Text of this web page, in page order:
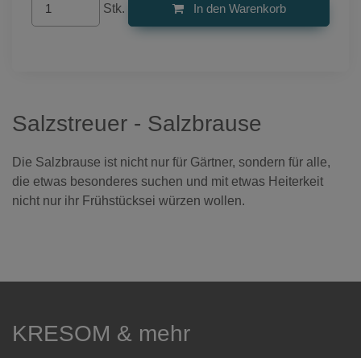
Stk. In den Warenkorb
Salzstreuer - Salzbrause
Die Salzbrause ist nicht nur für Gärtner, sondern für alle,
die etwas besonderes suchen und mit etwas Heiterkeit
nicht nur ihr Frühstücksei würzen wollen.
KRESOM & mehr